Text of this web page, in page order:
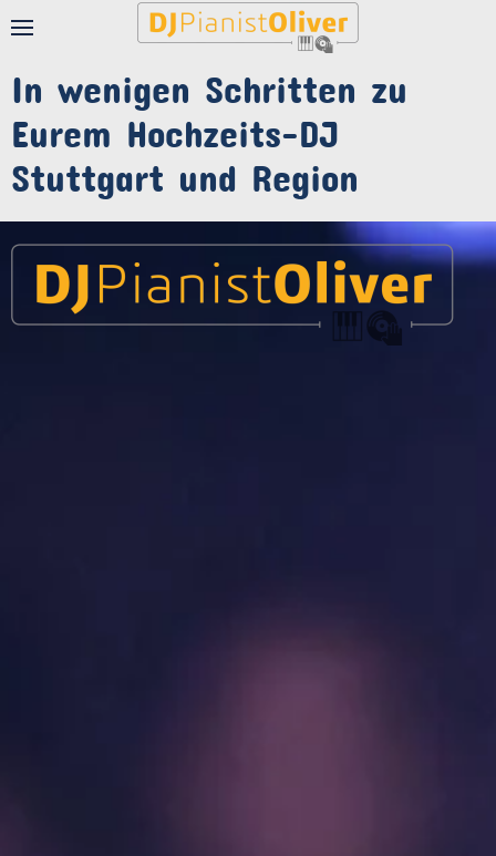
In wenigen Schritten zu
Eurem Hochzeits-DJ
Stuttgart und Region